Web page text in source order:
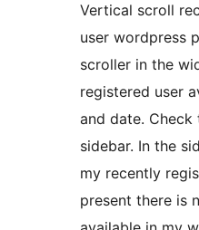
Vertical scroll
user wordpress
scroller in the
registered user
and date.
sidebar. In the
my recently
present there is